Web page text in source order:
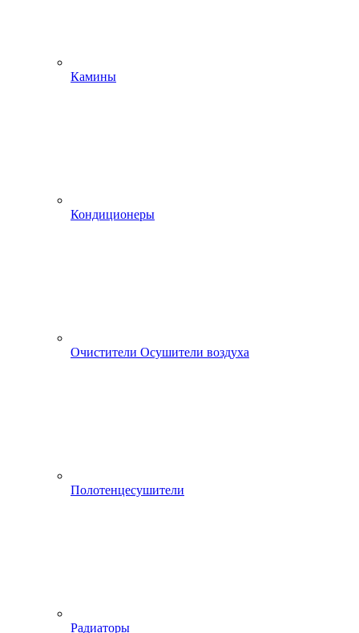
Камины
Кондиционеры
Очистители Осушители воздуха
Полотенцесушители
Радиаторы